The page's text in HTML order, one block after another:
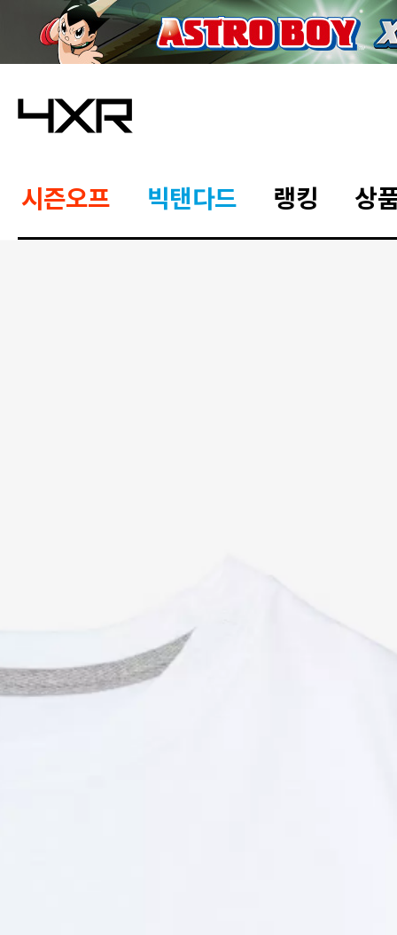
시즌오프 빅탠다드 랭킹 상